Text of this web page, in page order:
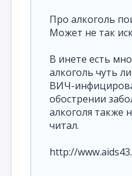
Про алкоголь
Может не так
В инете есть
алкоголь чуть
ВИЧ-
обострении
алкоголя также
читал.
http://